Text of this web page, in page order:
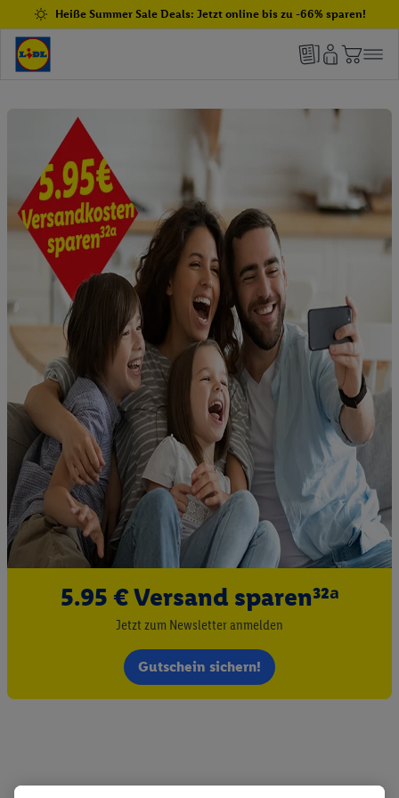
Heiße Summer Sale Deals: Jetzt online bis zu -66% sparen!
5.95 € Versand sparen³²ᵃ
Jetzt zum Newsletter anmelden
Gutschein sichern!